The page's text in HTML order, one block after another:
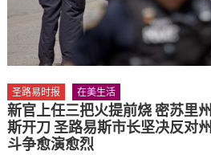
圣路易时报 在美生活
新官上任三把火提前烧 密苏里
斯开刀 圣路易斯市长坚决反对
斗争愈演愈烈